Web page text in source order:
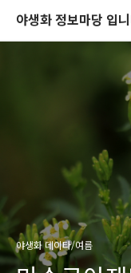
야생화 정보마당 입
야생화 데이타/여름